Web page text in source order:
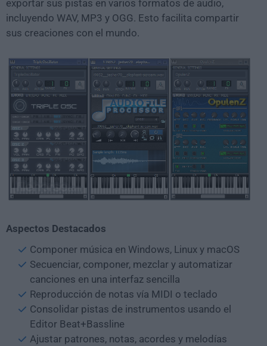
exportar sus pistas en varios formatos de audio,
incluyendo WAV, MP3 y OGG. Esto facilita compartir
sus creaciones con el mundo.
Aspectos Destacados
Componer música en Windows, Linux y macOS
Secuenciar, componer, mezclar y automatizar
canciones en una interfaz sencilla
Reproducción de notas vía MIDI o teclado
Consolidar pistas de instrumentos usando el
Editor Beat+Bassline
Ajustar patrones, notas, acordes y melodías